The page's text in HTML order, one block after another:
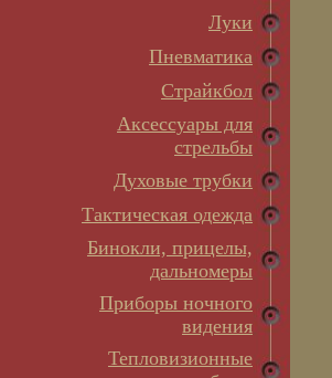
Луки
Пневматика
Страйкбол
Аксессуары для
стрельбы
Духовые трубки
Тактическая одежда
Бинокли, прицелы,
дальномеры
Приборы ночного
видения
Тепловизионные